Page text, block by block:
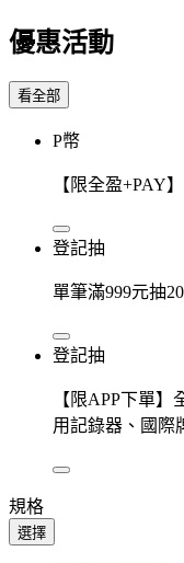
優惠活動
看全部
P幣
【限全盈+PAY
登記抽
單筆滿999元抽
登記抽
【限APP下單
用記錄器、國際
規格
選擇